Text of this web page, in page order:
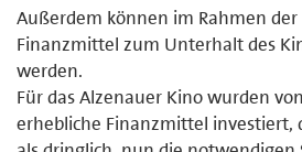
Außerdem können im Rahmen
Finanzmittel zum Unterhalt des
werden.
Für das Alzenauer Kino wurden
erhebliche Finanzmittel investiert,